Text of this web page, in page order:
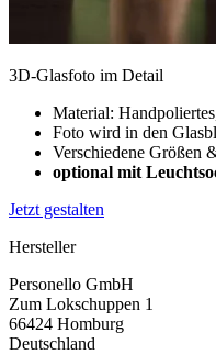
3D-Glasfoto im Detail
Material:
Foto wird in den
Verschiedene Größen
optional mit
Jetzt gestalten
Hersteller
Personello GmbH
Zum Lokschuppen 1
66424 Homburg
Deutschland